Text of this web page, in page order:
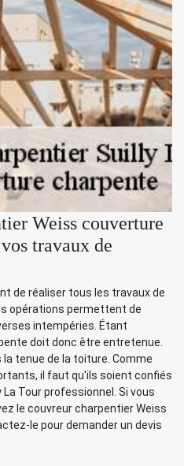
Weiss couverture
travaux de
de réaliser tous les travaux de
opérations permettent de
intempéries. Étant
doit donc être entretenue.
tenue de la toiture. Comme
il faut qu'ils soient confiés
Tour professionnel. Si vous
le couvreur charpentier Weiss
le pour demander un devis